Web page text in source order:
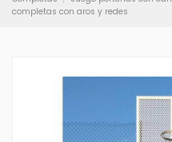
completas con aros y redes